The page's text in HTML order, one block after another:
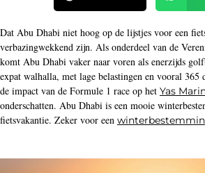
Dat Abu Dhabi niet hoog op de lijstjes voor een
verbazingwekkend zijn. Als onderdeel van de
komt Abu Dhabi vaker naar voren als enerzijds
expat walhalla, met lage belastingen en vooral 365
de impact van de Formule 1 race op het Yas
onderschatten. Abu Dhabi is een mooie
fietsvakantie. Zeker voor een